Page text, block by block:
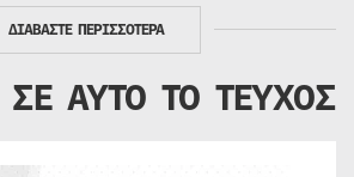
ΔΙΑΒΑΣΤΕ ΠΕΡΙΣΣΟΤΕΡΑ
ΣΕ ΑΥΤΟ ΤΟ ΤΕΥΧΟΣ